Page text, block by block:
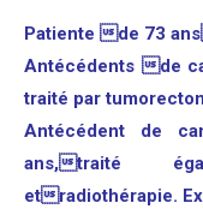
Patiente de 73
Antécédents de
traité par
Antécédent de
ans,traité
etradiothérapie.